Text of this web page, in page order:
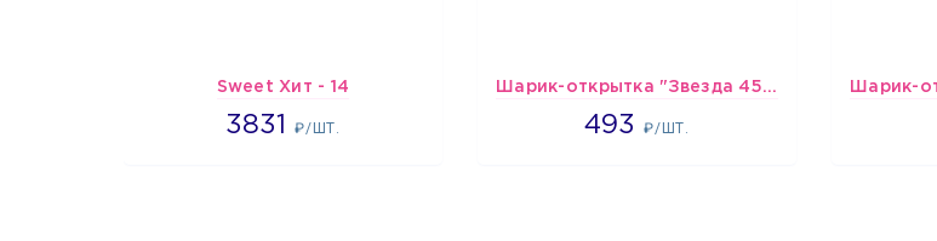
Sweet Хит - 14
3831₽/ШТ.
3831 Шарик-открытка "Звезда 45 см" №1
493₽/ШТ.
493